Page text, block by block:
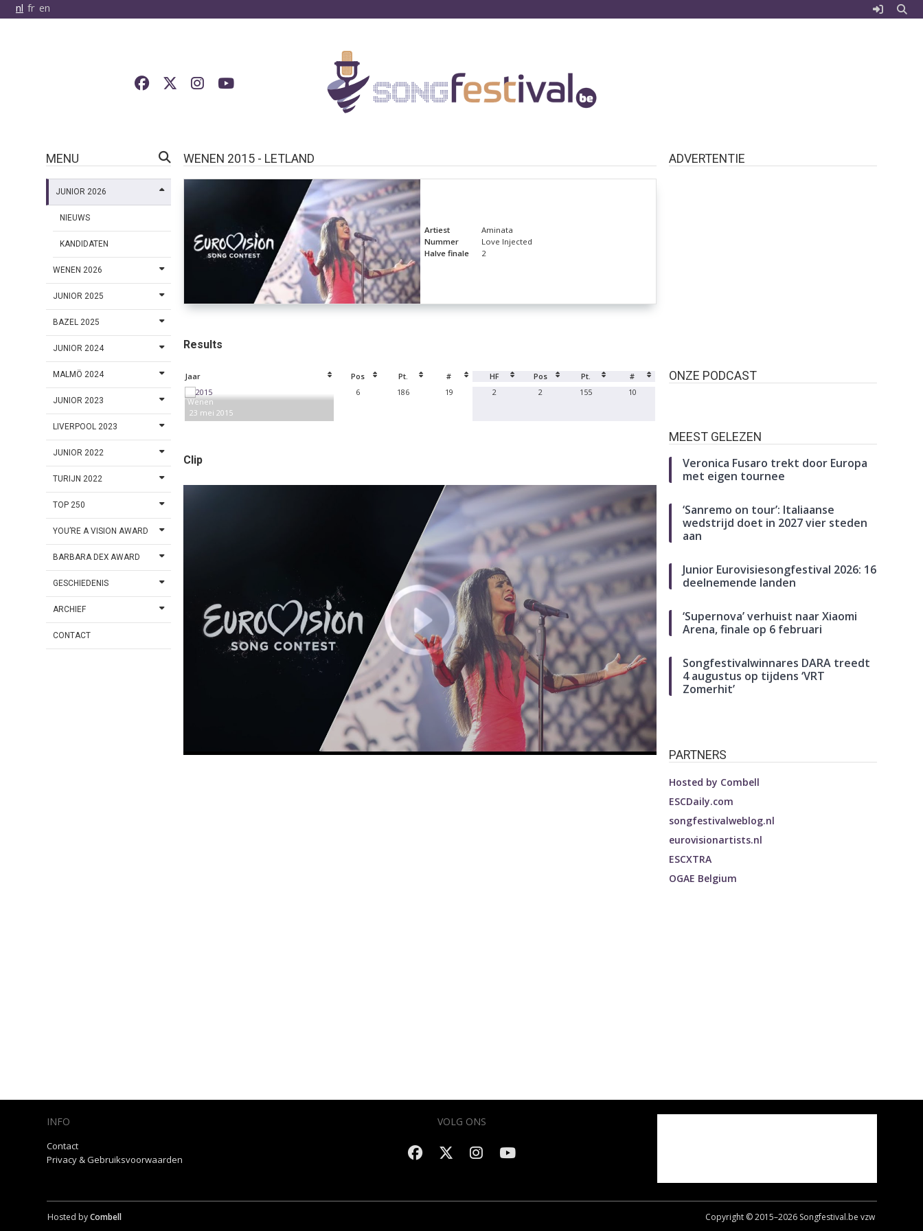
nl fr en
MENU
JUNIOR 2026
NIEUWS
KANDIDATEN
WENEN 2026
JUNIOR 2025
BAZEL 2025
JUNIOR 2024
MALMÖ 2024
JUNIOR 2023
LIVERPOOL 2023
JUNIOR 2022
TURIJN 2022
TOP 250
YOU’RE A VISION AWARD
BARBARA DEX AWARD
GESCHIEDENIS
ARCHIEF
CONTACT
WENEN 2015 - LETLAND
Artiest
Aminata
Nummer
Love Injected
Halve finale
2
Results
Jaar Pos Pt. # HF Pos Pt. #
Wenen
23 mei 2015
6 186 19 2 2 155 10
Clip
ADVERTENTIE
ONZE PODCAST
MEEST GELEZEN
Veronica Fusaro trekt door Europa
met eigen tournee
‘Sanremo on tour’: Italiaanse
wedstrijd doet in 2027 vier steden
aan
Junior Eurovisiesongfestival 2026: 16
deelnemende landen
‘Supernova’ verhuist naar Xiaomi
Arena, finale op 6 februari
Songfestivalwinnares DARA treedt
4 augustus op tijdens ‘VRT
Zomerhit’
PARTNERS
Hosted by Combell
ESCDaily.com
songfestivalweblog.nl
eurovisionartists.nl
ESCXTRA
OGAE Belgium
INFO
Contact
Privacy & Gebruiksvoorwaarden
VOLG ONS
Hosted byCombell Copyright © 2015–2026 Songfestival.be vzw